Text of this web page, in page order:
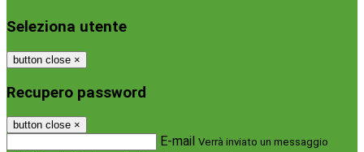
Seleziona utente
button close ×
Recupero password
button close ×
E-mail Verrà inviato un messaggio